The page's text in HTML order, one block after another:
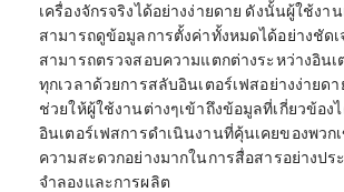
เครื่องจักรจริงได้อย่างง่ายดาย ดังนั้นผู้ใช้งาน
สามารถดูข้อมูลการตั้งค่าทั้งหมดได้อย่างชัดเ
สามารถตรวจสอบความแตกต่างระหว่างอินเ
ทุกเวลาด้วยการสลับอินเตอร์เฟสอย่างง่ายด
ช่วยให้ผู้ใช้งานต่างๆเข้าถึงข้อมูลที่เกี่ยวข้อง
อินเตอร์เฟสการดำเนินงานที่คุ้นเคยของพวก
ความสะดวกอย่างมากในการสื่อสารอย่างป
จำลองและการผลิต